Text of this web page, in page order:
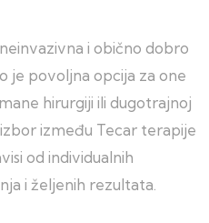
i obično dobro
je povoljna opcija za one
hirurgiji ili dugotrajnoj
između Tecar terapije
od individualnih
i željenih rezultata.